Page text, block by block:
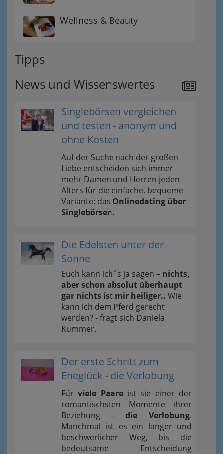
Wellness & Beauty
Tipps
News und Wissenswertes
Singlebörsen vergleichen
und testen - anonym und
ohne Kosten
Auf der Suche nach der großen
Liebe entscheiden sich immer
mehr Damen und Herren jeden
Alters für die einfache, bequeme
Variante: das Onlinedating über
Singlebörsen.
Die Edelsten unter der
Sonne
Euch kann ich´s ja sagen – nichts,
aber schon absolut überhaupt
gar nichts ist mir heiliger.. Wie
kann ich dem Pferd gerecht
werden? - fragt sich Daniela
Kummer.
Der erste Schritt zum
Eheglück - die Verlobung
Fürviele Paareist sie einer der
romantischsten Momente ihrer
Beziehung - die Verlobung.
Manchmal ist es ein langer und
beschwerlicher Weg, bis die
bedeutsame Entscheidung